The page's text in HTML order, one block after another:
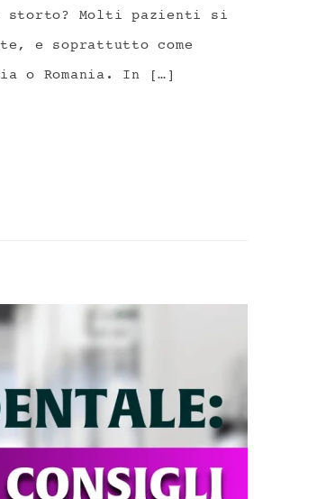
storto? Molti pazienti si
e soprattutto come
o Romania. In […]